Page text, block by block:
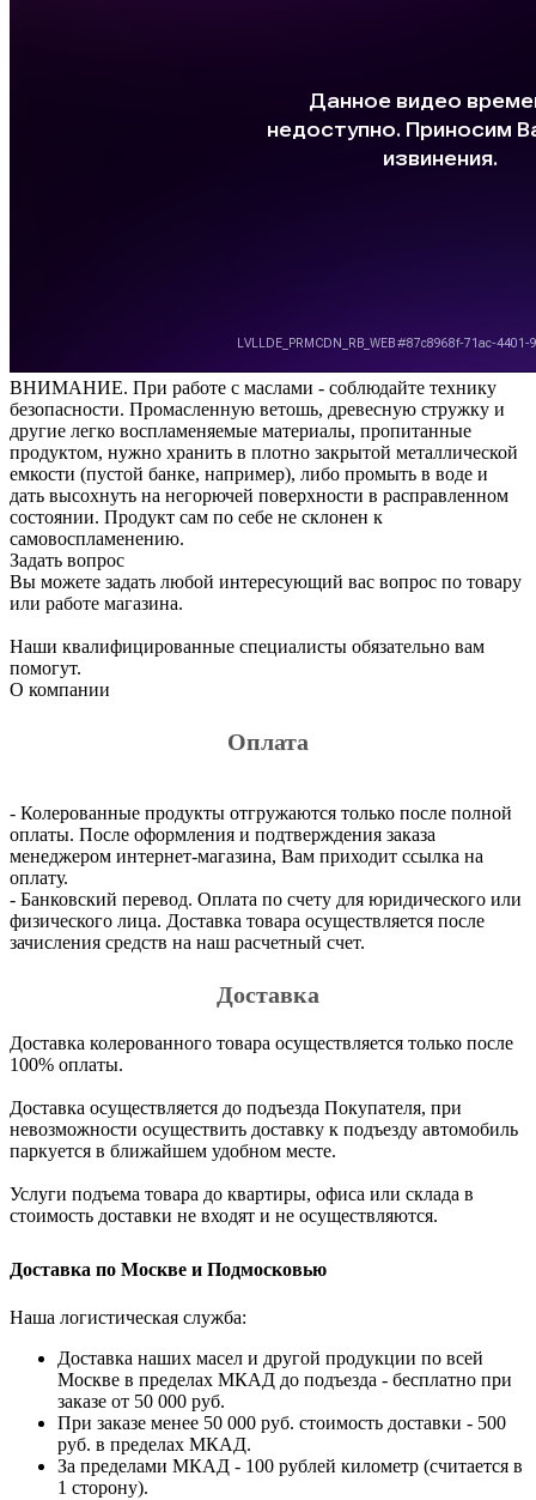
ВНИМАНИЕ. При работе с маслами - соблюдайте технику
безопасности. Промасленную ветошь, древесную стружку и
другие легко воспламеняемые материалы, пропитанные
продуктом, нужно хранить в плотно закрытой металлической
емкости (пустой банке, например), либо промыть в воде и
дать высохнуть на негорючей поверхности в расправленном
состоянии. Продукт сам по себе не склонен к
самовоспламенению.
Задать вопрос
Вы можете задать любой интересующий вас вопрос по товару
или работе магазина.
Наши квалифицированные специалисты обязательно вам
помогут.
О компании
Оплата
- Колерованные продукты отгружаются только после полной
оплаты. После оформления и подтверждения заказа
менеджером интернет-магазина, Вам приходит ссылка на
оплату.
- Банковский перевод. Оплата по счету для юридического или
физического лица. Доставка товара осуществляется после
зачисления средств на наш расчетный счет.
Доставка
Доставка колерованного товара осуществляется только после
100% оплаты.
Доставка осуществляется до подъезда Покупателя, при
невозможности осуществить доставку к подъезду автомобиль
паркуется в ближайшем удобном месте.
Услуги подъема товара до квартиры, офиса или склада в
стоимость доставки не входят и не осуществляются.
Доставка по Москве и Подмосковью
Наша логистическая служба:
Доставка наших масел и другой продукции по всей
Москве в пределах МКАД до подъезда - бесплатно при
заказе от 50 000 руб.
При заказе менее 50 000 руб. стоимость доставки - 500
руб. в пределах МКАД.
За пределами МКАД - 100 рублей километр (считается в
1 сторону).